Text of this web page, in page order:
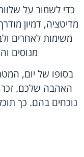
כדי לשמור על
מדיטציה, דמיון
משימות לאחרים
מנוסים
בסופו של יום,
האהבה שלכם.
נוכחים בהם. כך